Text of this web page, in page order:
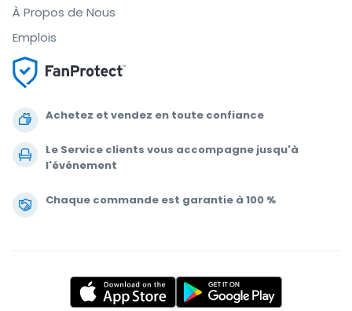
Achetez et vendez en toute confiance
Le Service clients vous accompagne jusqu'à
l'événement
Chaque commande est garantie à 100 %
À Propos de Nous
Emplois
. .